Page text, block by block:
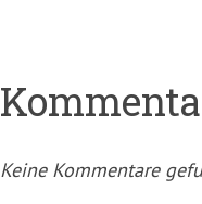
Keine Kommentare